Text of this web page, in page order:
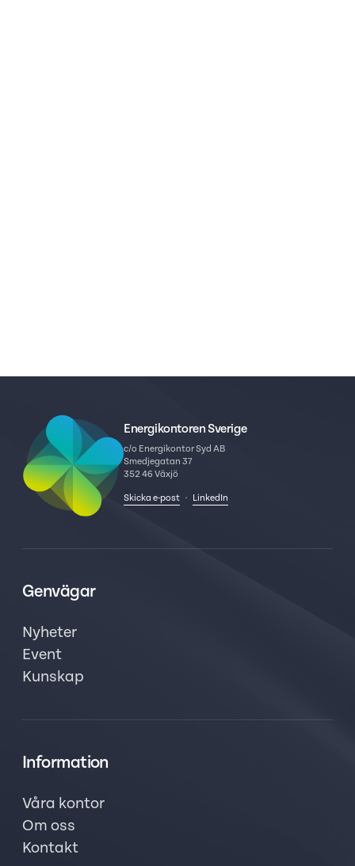
Energikontoren Sverige
c/o Energikontor Syd AB
Smedjegatan 37
352 46 Växjö
Skicka e-post · LinkedIn
Genvägar
Nyheter
Event
Kunskap
Information
Våra kontor
Om oss
Kontakt